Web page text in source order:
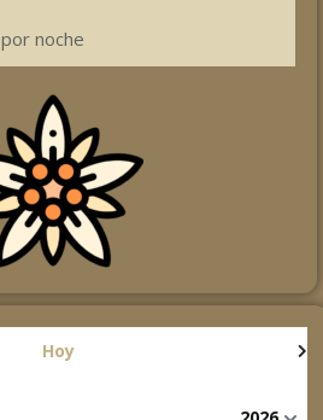
por noche
Hoy